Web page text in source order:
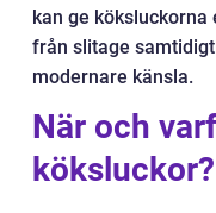
kan ge köksluckorna
från slitage
modernare känsla.
När och
köksluckor?